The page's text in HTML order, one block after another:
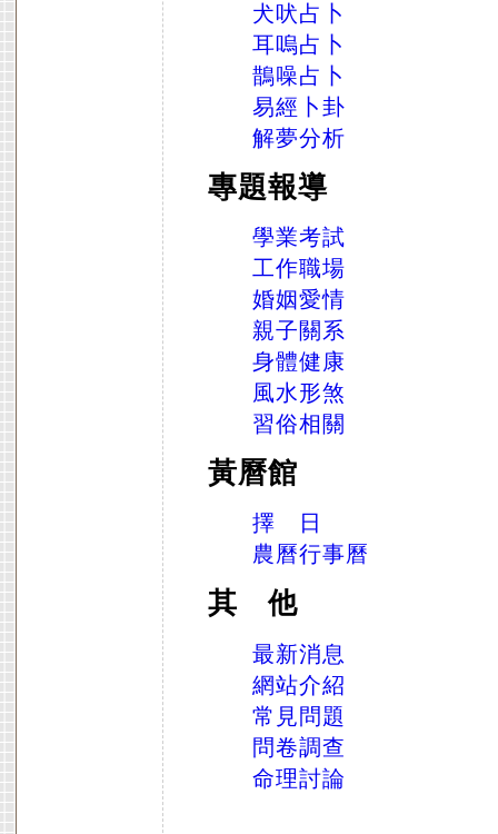
犬吠占卜
耳嗚占卜
鵲噪占卜
易經卜卦
解夢分析
專題報導
學業考試
工作職場
婚姻愛情
親子關系
身體健康
風水形煞
習俗相關
黃曆館
擇 日
農曆行事曆
其 他
最新消息
網站介紹
常見問題
問卷調查
命理討論